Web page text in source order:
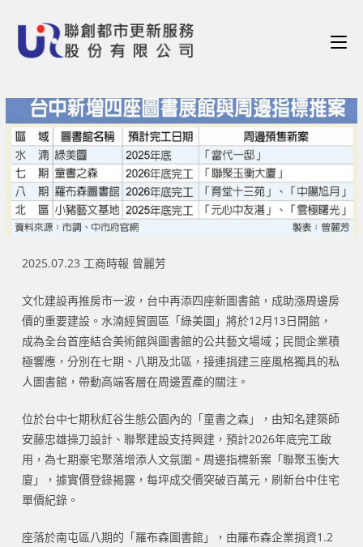
2025.07.23 工商時報 曾麗芳
文化建設再推房市一波，台中再添四座新圖書館，成助漲周邊房
價的重要建設。水湳經貿園區「綠美圖」將於12月13日開館，
成為全台首座結合美術館與圖書館的公共藝文場域；民間企業積
極響應，分別在七期、八期及北區，接連捐建三座風格獨具的私
人圖書館，帶動高端客層在周邊置產的關注。
位於台中七期秋紅谷生態公園內的「童書之森」，由知名建築師
安藤忠雄操刀設計、聯聚建設支持興建，預計2026年底完工啟
用，為七期豪宅聚落增添人文氛圍。周邊指標新案「聯聚玉衡大
廈」，據實價登錄揭露，每坪成交價突破百萬元，刷新台中住宅
單價紀錄。
座落於南屯區八期的「羅布森圖書館」，由羅布森企業捐資1.2